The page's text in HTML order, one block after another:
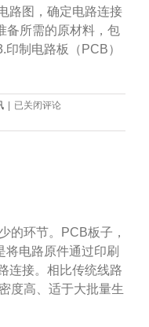
项
和
要
求？
路图，确定电路连接
备所需的原材料，包
制电路板（PCB）
PCB
路
哪
些？
已关闭评论
的环节。PCB板子，
电路原件通过印刷
连接。相比传统线路
度高、适于大批量生